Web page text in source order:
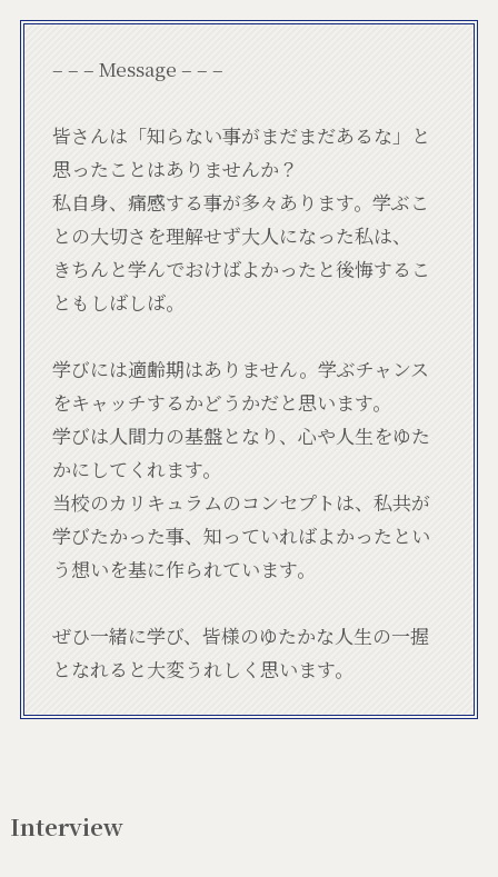
– – – Message – – –
皆さんは「知らない事がまだまだあるな」と
思ったことはありませんか？
私自身、痛感する事が多々あります。学ぶこ
との大切さを理解せず大人になった私は、
きちんと学んでおけばよかったと後悔するこ
ともしばしば。
学びには適齢期はありません。学ぶチャンス
をキャッチするかどうかだと思います。
学びは人間力の基盤となり、心や人生をゆた
かにしてくれます。
当校のカリキュラムのコンセプトは、私共が
学びたかった事、知っていればよかったとい
う想いを基に作られています。
ぜひ一緒に学び、皆様のゆたかな人生の一握
となれると大変うれしく思います。
Interview